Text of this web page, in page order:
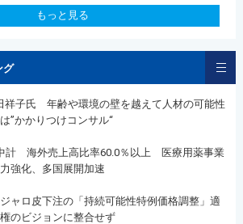
もっと見る
グ
祥子氏 年齢や環境の壁を越えて人材の可能性
”かかりつけコンサル“
計 海外売上高比率60.0％以上 医療用薬事業
強化、多国展開加速
ャロ皮下注の「持続可能性特例価格調整」適
のビジョンに整合せず